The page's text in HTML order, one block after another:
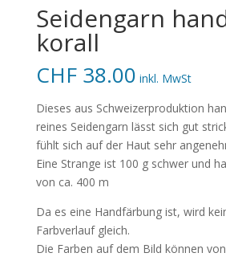
Seidengarn
korall
CHF38.00 inkl. MwSt
Dieses aus Schweizerproduktion
reines Seidengarn lässt sich gut
fühlt sich auf der Haut sehr
Eine Strange ist 100 g schwer und
von ca. 400 m
Da es eine Handfärbung ist, wird
Farbverlauf gleich.
Die Farben auf dem Bild können